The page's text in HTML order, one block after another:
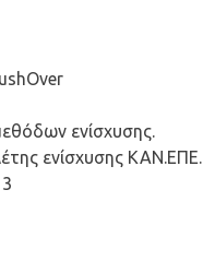
ενίσχυσης.
ενίσχυσης ΚΑΝ.ΕΠΕ.